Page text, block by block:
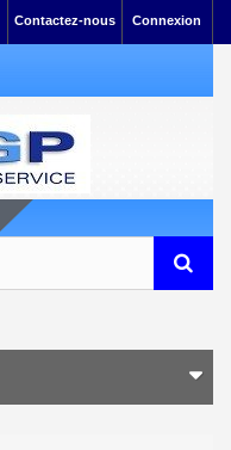
Connexion
Contactez-nous